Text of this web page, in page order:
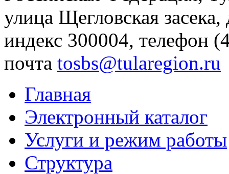
улица Щегловская
индекс 300004, телефон
почта tosbs@tularegion.ru
Главная
Электронный каталог
Услуги и режим работы
Структура